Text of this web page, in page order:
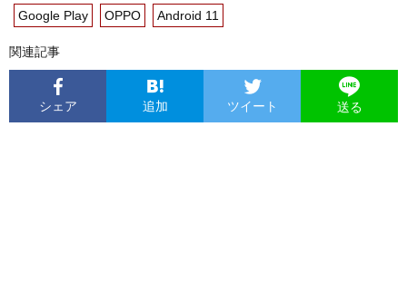
Google Play OPPO Android 11
関連記事
シェア 追加 ツイート 送る